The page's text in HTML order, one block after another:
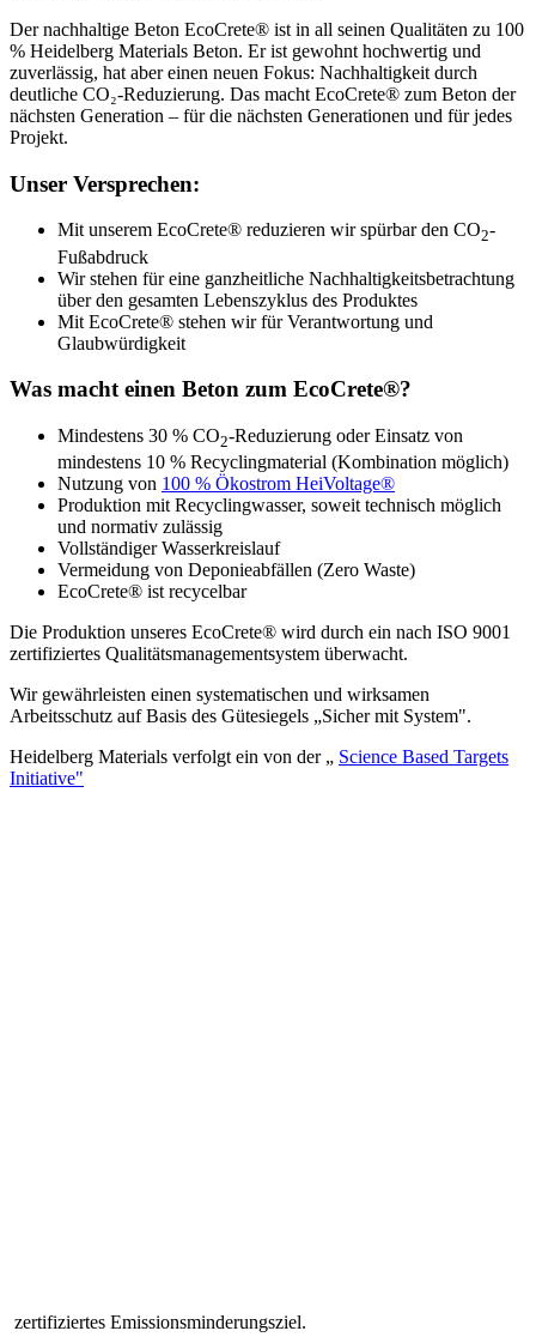
Der nachhaltige Beton EcoCrete® ist in all seinen Qualitäten zu 100
% Heidelberg Materials Beton. Er ist gewohnt hochwertig und
zuverlässig, hat aber einen neuen Fokus: Nachhaltigkeit durch
deutliche CO₂-Reduzierung. Das macht EcoCrete® zum Beton der
nächsten Generation – für die nächsten Generationen und für jedes
Projekt.
Unser Versprechen:
Mit unserem EcoCrete® reduzieren wir spürbar den CO2-
Fußabdruck
Wir stehen für eine ganzheitliche Nachhaltigkeitsbetrachtung
über den gesamten Lebenszyklus des Produktes
Mit EcoCrete® stehen wir für Verantwortung und
Glaubwürdigkeit
Was macht einen Beton zum EcoCrete®?
Mindestens 30 % CO2-Reduzierung oder Einsatz von
mindestens 10 % Recyclingmaterial (Kombination möglich)
Nutzung von 100 % Ökostrom HeiVoltage®
Produktion mit Recyclingwasser, soweit technisch möglich
und normativ zulässig
Vollständiger Wasserkreislauf
Vermeidung von Deponieabfällen (Zero Waste)
EcoCrete® ist recycelbar
Die Produktion unseres EcoCrete® wird durch ein nach ISO 9001
zertifiziertes Qualitätsmanagementsystem überwacht.
Wir gewährleisten einen systematischen und wirksamen
Arbeitsschutz auf Basis des Gütesiegels „Sicher mit System".
Heidelberg Materials verfolgt ein von der „ Science Based Targets
Initiative"
zertifiziertes Emissionsminderungsziel.